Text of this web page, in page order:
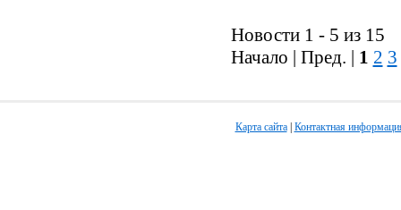
Новости 1 - 5 из 15
Начало | Пред. | 1 2 3
Карта сайта| Контактная